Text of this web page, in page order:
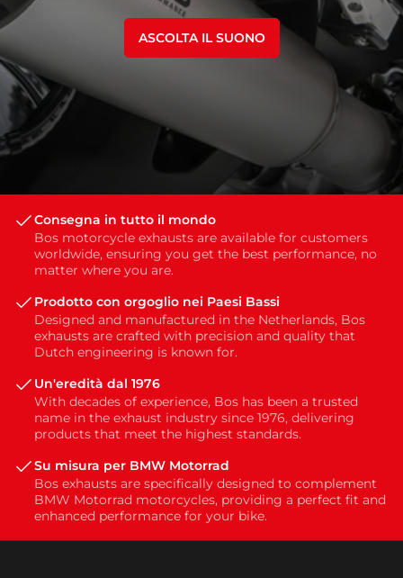
ASCOLTA IL SUONO
Consegna in tutto il mondo
Bos motorcycle exhausts are available for customers
worldwide, ensuring you get the best performance, no
matter where you are.
Prodotto con orgoglio nei Paesi Bassi
Designed and manufactured in the Netherlands, Bos
exhausts are crafted with precision and quality that
Dutch engineering is known for.
Un'eredità dal 1976
With decades of experience, Bos has been a trusted
name in the exhaust industry since 1976, delivering
products that meet the highest standards.
Su misura per BMW Motorrad
Bos exhausts are specifically designed to complement
BMW Motorrad motorcycles, providing a perfect fit and
enhanced performance for your bike.